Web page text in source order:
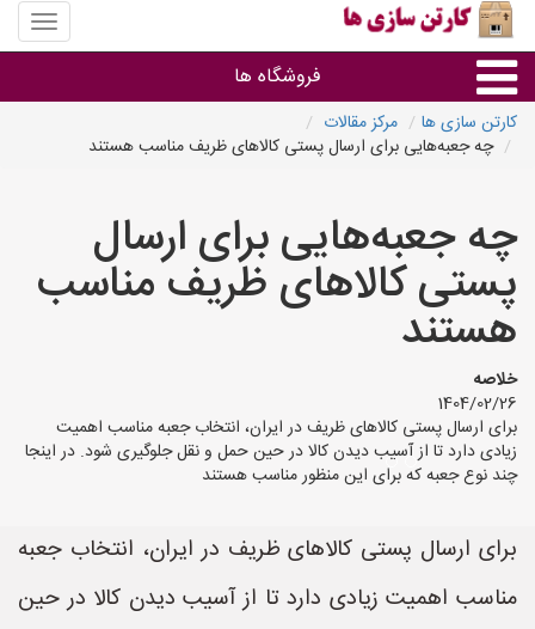
منوی
سایت
سازی
فروشگاه ها
کارتن جعبه
سایر گروه ها
فروشنده های کارتن جعبه
کارتن سازی ها
مرکز مقالات
چه جعبه‌هایی برای ارسال پستی کالاهای ظریف مناسب هستند
چه جعبه‌هایی برای ارسال
پستی کالاهای ظریف مناسب
هستند
خلاصه
1404/02/26
برای ارسال پستی کالاهای ظریف در ایران، انتخاب جعبه مناسب اهمیت
زیادی دارد تا از آسیب دیدن کالا در حین حمل و نقل جلوگیری شود. در اینجا
چند نوع جعبه که برای این منظور مناسب هستند
برای ارسال پستی کالاهای ظریف در ایران، انتخاب جعبه
مناسب اهمیت زیادی دارد تا از آسیب دیدن کالا در حین